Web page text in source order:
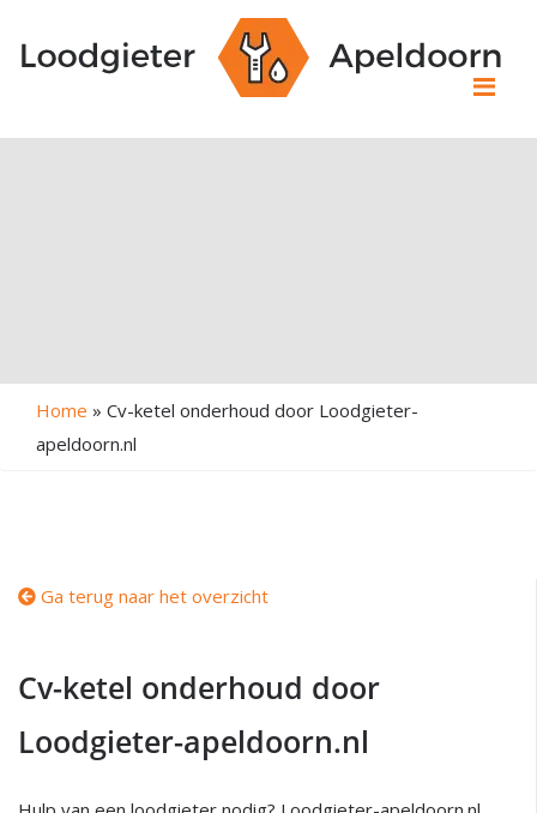
Home » Cv-ketel onderhoud door Loodgieter-
apeldoorn.nl
Ga terug naar het overzicht
Cv-ketel onderhoud door
Loodgieter-apeldoorn.nl